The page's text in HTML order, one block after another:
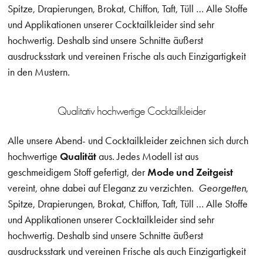
Spitze, Drapierungen, Brokat, Chiffon, Taft, Tüll … Alle Stoffe
und Applikationen unserer Cocktailkleider sind sehr
hochwertig. Deshalb sind unsere Schnitte äußerst
ausdrucksstark und vereinen Frische als auch Einzigartigkeit
in den Mustern.
Qualitativ hochwertige Cocktailkleider
Alle unsere Abend- und Cocktailkleider zeichnen sich durch
hochwertigeQualitätaus. Jedes Modell ist aus
geschmeidigem Stoff gefertigt, derMode und Zeitgeist
vereint, ohne dabei auf Eleganz zu verzichten. Georgetten,
Spitze, Drapierungen, Brokat, Chiffon, Taft, Tüll … Alle Stoffe
und Applikationen unserer Cocktailkleider sind sehr
hochwertig. Deshalb sind unsere Schnitte äußerst
ausdrucksstark und vereinen Frische als auch Einzigartigkeit